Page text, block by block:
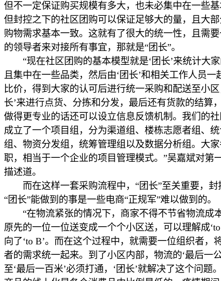
但不一定保证购买规模有多大，也未必集中在一些
但封控之下的社区团购可以保证足够大的量，且大
购物需求基本一致。这就有了很大的统一性，且需
的领导者来对接所有事宜，那就是“团长”。
“现在社区团购的基本模型就是‘团长’来统计大
且集中在一些品类，然后由‘团长’和相关工作人员一
比价，得到大家的认可后进行统一采购和配送至小区
长’来进行点货、分拣和分发，最后还有货款的结算
做得更专业的话还可以设立信息反馈机制。我们的
成立了一个项目组，分为渠道组、楼栋志愿者组、
组、物资分发组，统筹管理组以及数据分析组。大
职，相当于一个企业的项目管理模式。”吴嘉斌对第
描述道。
而在这样一套采购流程中，“团长”至关重要，封
“团长”能做到的事是一些电商“正规军”难以做到的。
“在物流紧张的情况下，商家不得不节省物流成
原先的一位一位送变成一个个小区送，可以理解成
向了‘to B’。而在这个过程中，就需要一位组织者，
者的需求统一起来。到了小区内部，物流的‘最后一
至‘最后一百米’必须打通，‘团长’就解决了这个问题